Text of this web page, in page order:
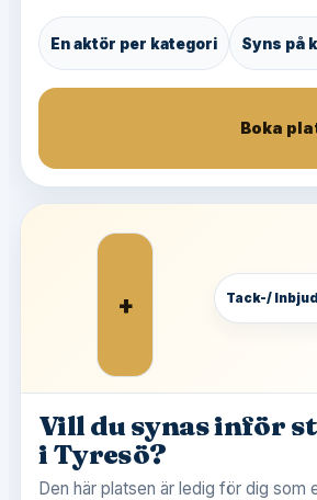
En aktör per kategori Syns på
Boka
+ Tack-/
Vill du synas inför
i Tyresö?
Den här platsen är ledig för dig som